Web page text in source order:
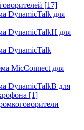
[17]
DynamicTalk для
DynamicTalkH для
DynamicTalk
MicConnect для
DynamicTalkB для
[1]